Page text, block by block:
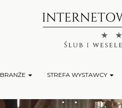
BRANŻE STREFA WYSTAWCY